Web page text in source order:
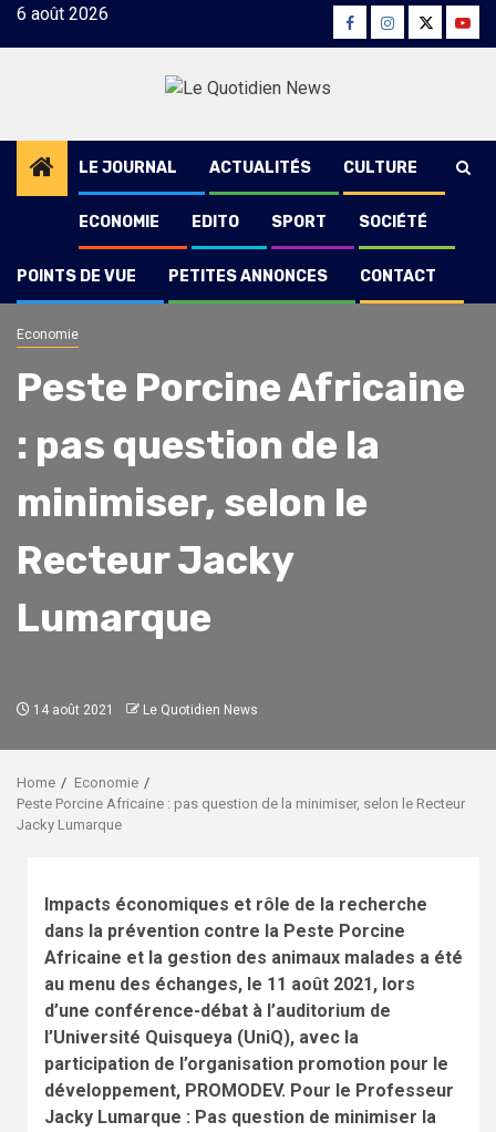
Skip6 août 2026 Facebook
Instagram
Twitter
LE JOURNAL ACTUALITÉS CULTURE
ECONOMIE EDITO SPORT SOCIÉTÉ
POINTS DE VUE PETITES ANNONCES CONTACT
Economie
Peste Porcine Africaine
: pas question de la
minimiser, selon le
Recteur Jacky
Lumarque
14 août 2021 Le Quotidien News
Home
Economie
Peste Porcine Africaine : pas question de la minimiser, selon le Recteur
Jacky Lumarque
Impacts économiques et rôle de la recherche
dans la prévention contre la Peste Porcine
Africaine et la gestion des animaux malades a été
au menu des échanges, le 11 août 2021, lors
d’une conférence-débat à l’auditorium de
l’Université Quisqueya (UniQ), avec la
participation de l’organisation promotion pour le
développement, PROMODEV. Pour le Professeur
Jacky Lumarque : Pas question de minimiser la